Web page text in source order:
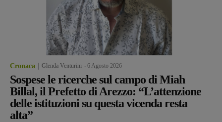
Cronaca Glenda Venturini 6 Agosto 2026
Sospese le ricerche sul campo di Miah
Billal, il Prefetto di Arezzo: “L’attenzione
delle istituzioni su questa vicenda resta
alta”